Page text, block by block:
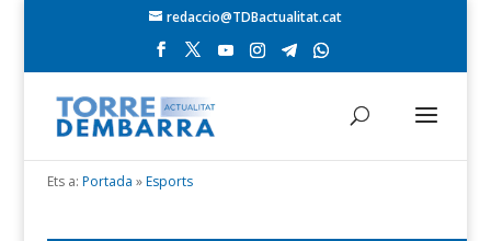
redaccio@TDBactualitat.cat
Ets a: Portada »Esports